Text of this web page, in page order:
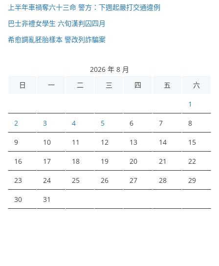
上半年車禍奪六十三命 警方：下週起嚴打交通違例
巴士非禮女學生 六旬漢判囚四月
希愈調亂胚胎樣本 警改列詐騙案
2026 年 8 月
日
一 二 三 四 五 六
1
2 3 4 5 6 7 8
9 10 11 12 13 14 15
16 17 18 19 20 21 22
23 24 25 26 27 28 29
30 31